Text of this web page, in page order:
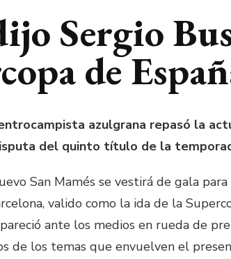
Sergio
de
azulgrana repasó la
del quinto título de la
San Mamés se vestirá de gala
valido como la ida de la
ante los medios en rueda de
de los temas que envuelven el